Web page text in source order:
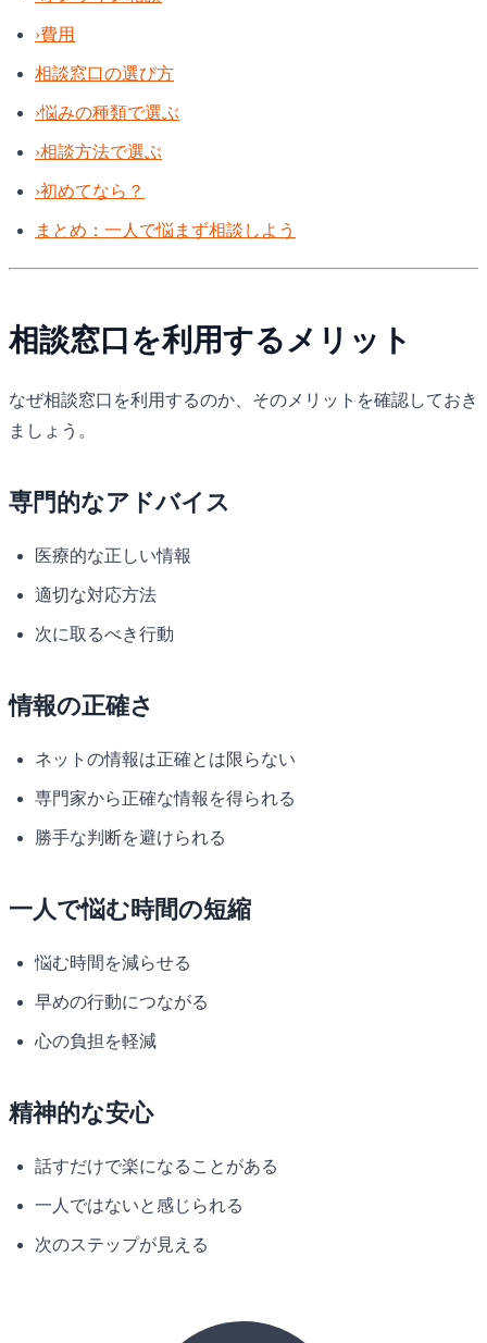
›費用
相談窓口の選び方
›悩みの種類で選ぶ
›相談方法で選ぶ
›初めてなら？
まとめ：一人で悩まず相談しよう
相談窓口を利用するメリット
なぜ相談窓口を利用するのか、そのメリットを確認しておき
ましょう。
専門的なアドバイス
医療的な正しい情報
適切な対応方法
次に取るべき行動
情報の正確さ
ネットの情報は正確とは限らない
専門家から正確な情報を得られる
勝手な判断を避けられる
一人で悩む時間の短縮
悩む時間を減らせる
早めの行動につながる
心の負担を軽減
精神的な安心
話すだけで楽になることがある
一人ではないと感じられる
次のステップが見える